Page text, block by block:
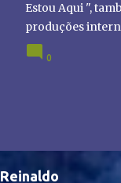
Estou Aqui ",
produções
chamado
Brasil, abrindo
0
Reinaldo